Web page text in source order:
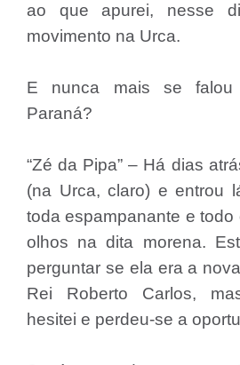
ao que apurei, nesse
movimento na Urca.
E nunca mais se
Paraná?
“Zé da Pipa” – Há dias
(na Urca, claro) e entrou
toda espampanante e todo
olhos na dita morena.
perguntar se ela era a
Rei Roberto Carlos,
hesitei e perdeu-se a